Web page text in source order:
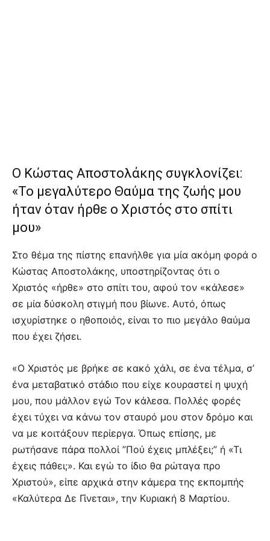
Ο Κώστας Αποστολάκης συγκλονίζει:
«Το μεγαλύτερο Θαύμα της ζωής μου
ήταν όταν ήρθε ο Χριστός στο σπίτι
μου»
Στο θέμα της πίστης επανήλθε για μία ακόμη φορά ο
Κώστας Αποστολάκης, υποστηρίζοντας ότι ο
Χριστός «ήρθε» στο σπίτι του, αφού τον «κάλεσε»
σε μία δύσκολη στιγμή που βίωνε. Αυτό, όπως
ισχυρίστηκε ο ηθοποιός, είναι το πιο μεγάλο θαύμα
που έχει ζήσει.
«Ο Χριστός με βρήκε σε κακό χάλι, σε ένα τέλμα, σ’
ένα μεταβατικό στάδιο που είχε κουραστεί η ψυχή
μου, που μάλλον εγώ Τον κάλεσα. Πολλές φορές
έχει τύχει να κάνω τον σταυρό μου στον δρόμο και
να με κοιτάξουν περίεργα. Όπως επίσης, με
ρωτήσανε πάρα πολλοί ”Πού έχεις μπλέξει;” ή «Τι
έχεις πάθει;». Και εγώ το ίδιο θα ρώταγα προ
Χριστού», είπε αρχικά στην κάμερα της εκπομπής
«Καλύτερα Δε Γίνεται», την Κυριακή 8 Μαρτίου.